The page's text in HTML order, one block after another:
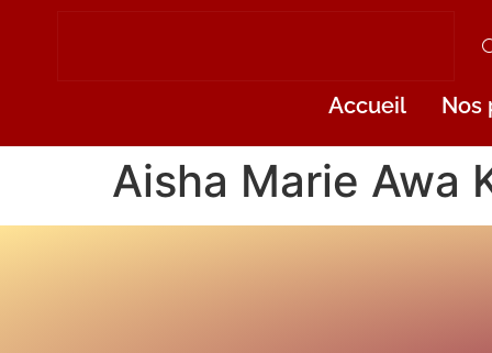
Accueil Nos
Aisha Marie Awa